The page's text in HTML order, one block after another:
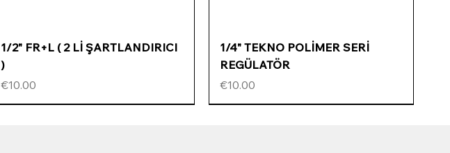
Quick View
1/2" FR+L ( 2 Lİ ŞARTLANDIRICI
)
Price
€10.00
Quick View
1/4" TEKNO POLİMER SERİ
REGÜLATÖR
Price
€10.00